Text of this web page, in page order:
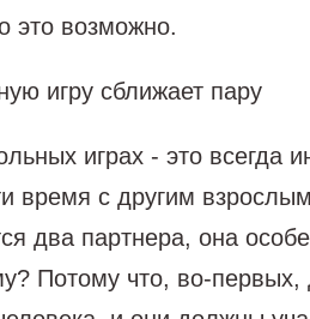
это возможно.
игру сближает пару
играх - это всегда
время с другим
два партнера, она
Потому что, во-первых,